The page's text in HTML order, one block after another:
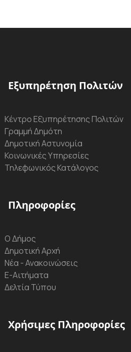
Εξυπηρέτηση Πολιτών
Κέντρο Εξυπηρέτησης Πολιτών
Γραμμή Δημότη
Δημοτική Αστυνομία
Κοινωνικές Υπηρεσίες
Τηλεφωνικός Κατάλογος
Πληροφορίες
Ο Δήμος
Δημοτική Αρχή
Νέα - Ανακοινώσεις
Ε-Αιτήματα
Δελτία Τύπου
Χρήσιμες Πληροφορίες